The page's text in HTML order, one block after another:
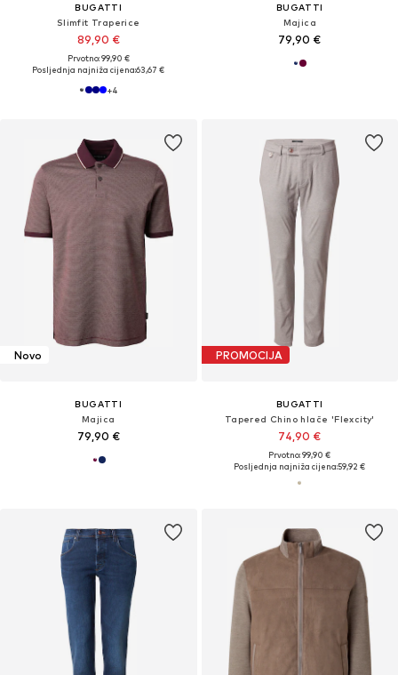
BUGATTI
Slimfit Traperice
89,90 €
Prvotno: 99,90 €
Posljednja najniža cijena:63,67 €
+4
BUGATTI
Majica
79,90 €
Novo
BUGATTI
Majica
79,90 €
PROMOCIJA
BUGATTI
Tapered Chino hlače 'Flexcity'
74,90 €
Prvotno: 99,90 €
Posljednja najniža cijena:59,92 €